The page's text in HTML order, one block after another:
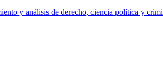
y análisis de derecho, ciencia política y